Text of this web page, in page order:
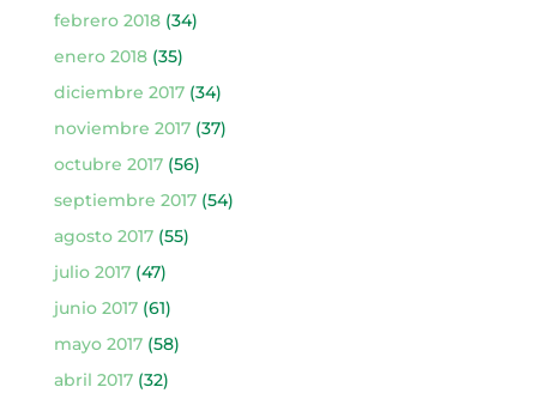
febrero 2018(34)
enero 2018(35)
diciembre 2017(34)
noviembre 2017(37)
octubre 2017(56)
septiembre 2017(54)
agosto 2017(55)
julio 2017(47)
junio 2017(61)
mayo 2017(58)
abril 2017(32)